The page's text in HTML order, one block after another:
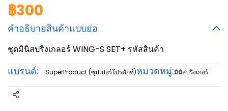
฿300
คำอธิบายสินค้าแบบย่อ
ชุดมินิสปริงเกลอร์ WING-S SET+ รหัสสินค้า
แบรนด์: SuperProduct (ซุปเปอร์โปรดักซ์)หมวดหมู่:มินิสปริงเกอร์
แชร์